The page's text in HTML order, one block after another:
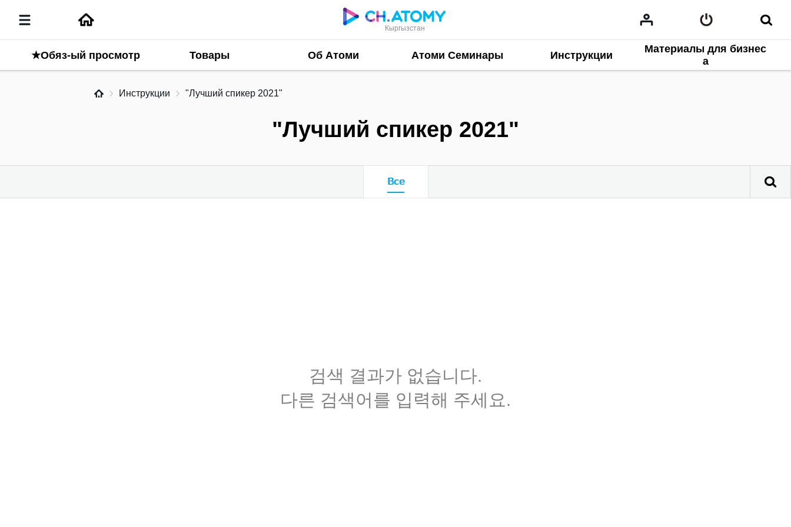
Кыргызстан
★Обяз-ый просмотр Товары Об Атоми Атоми Семинары Инструкции
Материалы для бизнес
а
Инструкции "Лучший спикер 2021"
"Лучший спикер 2021"
Все
검색 결과가 없습니다.
다른 검색어를 입력해 주세요.